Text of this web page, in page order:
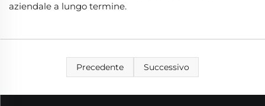
aziendale a lungo termine.
Precedente Successivo